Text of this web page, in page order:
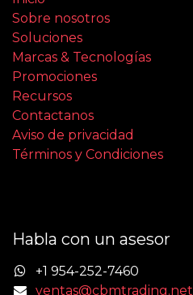
Sobre nosotros
Soluciones
Marcas & Tecnologías
Promociones
Recursos
Contactanos
Aviso de privacidad
Términos y Condiciones
Habla con un asesor
+1 954-252-7460
ventas@cbmtrading.net